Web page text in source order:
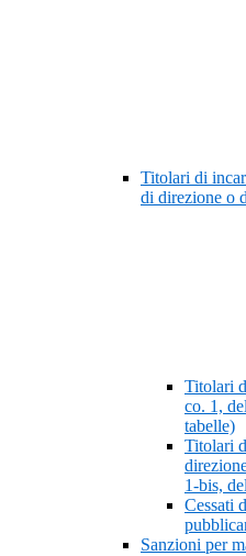
Titolari di
di direzione o
Titolari
co. 1,
tabelle)
Titolari
1-bis,
Cessati
Sanzioni per